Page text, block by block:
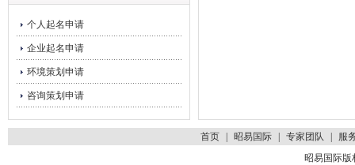
个人起名申请
企业起名申请
环境策划申请
咨询策划申请
首页 昭易国际 专家团队
服
昭易国际